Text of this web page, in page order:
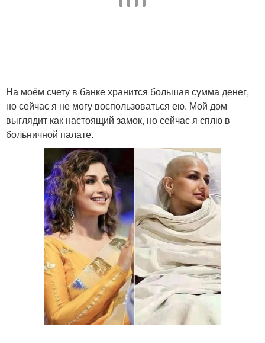
На моём счету в банке хранится большая сумма денег,
но сейчас я не могу воспользоваться ею. Мой дом
выглядит как настоящий замок, но сейчас я сплю в
больничной палате.